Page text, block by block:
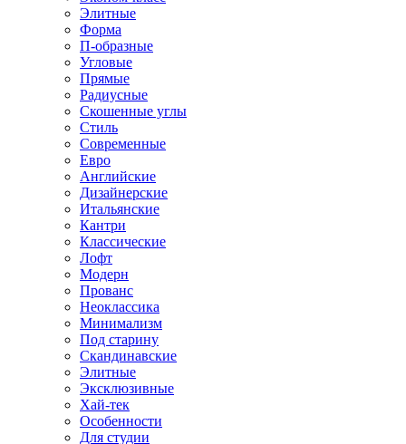
Элитные
Форма
П-образные
Угловые
Прямые
Радиусные
Скошенные углы
Стиль
Современные
Евро
Английские
Дизайнерские
Итальянские
Кантри
Классические
Лофт
Модерн
Прованс
Неоклассика
Минимализм
Под старину
Скандинавские
Элитные
Эксклюзивные
Хай-тек
Особенности
Для студии